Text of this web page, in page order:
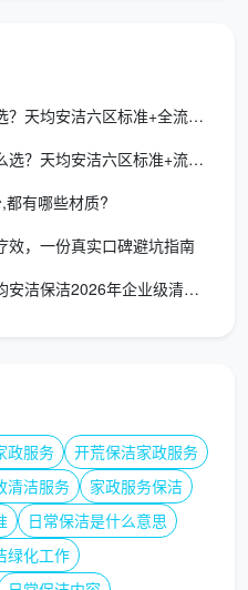
插座时间）
，传统产品需15分钟）
拭，无需二次处理）
秒起效）
秒的价值
日常清洁家政包括哪些？怎么选？天均安洁六区标准+全流程拆解
日常保洁清洁家政上门服务怎么选？天均安洁六区标准+流程全拆解
都有哪些材质?
效，一份真实口碑避坑指南
成都日常保洁外包全攻略：天均安洁保洁2026年企业级清洁解决
政服务
开荒保洁家政服务
清洁服务
家政服务保洁
日常保洁是什么意思
绿化工作